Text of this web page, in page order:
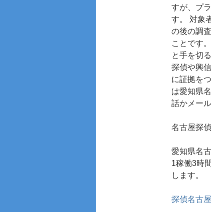
すが、プ
す。 対象
の後の調
ことです
と手を切
探偵や興
に証拠を
は愛知県
話かメー
名古屋探偵
愛知県名
1稼働3時
します。
探偵名古